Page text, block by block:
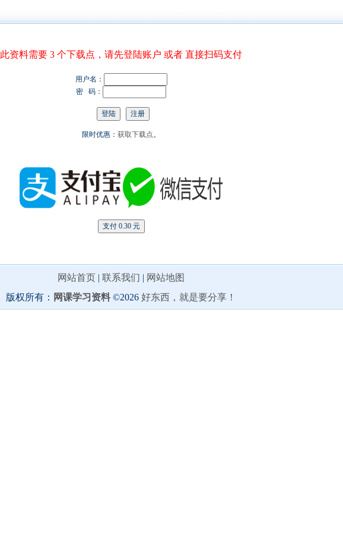
此资料需要 3 个下载点，请先登陆账户 或者 直接扫码支付
用户名：
密 码：
限时优惠： 获取下载点。
网站首页 | 联系我们 | 网站地图
版权所有： 网课学习资料©2026 好东西，就是要分享！